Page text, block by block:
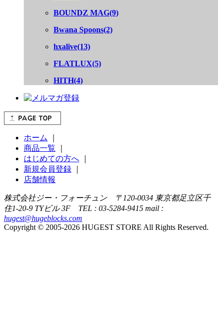
BOUNDZ MAG(9)
Bwana Spoons(2)
hxalive(13)
FLATLUX(5)
HITH(4)
ホーム
商品一覧
はじめての方へ
新規会員登録
店舗情報
株式会社ジー・フォーチュン 〒120-0034 東京都足立区千
住1-20-9 TYビル 3F TEL : 03-5284-9415 mail :
hugest@hugeblocks.com
Copyright © 2005-2026 HUGEST STORE All Rights Reserved.